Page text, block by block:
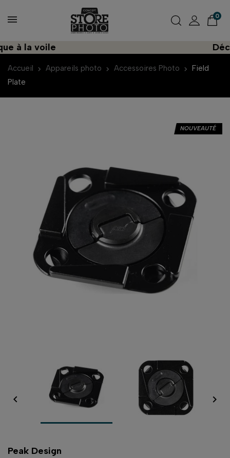
0
la voile
Accueil Appareils photo Accessoires Photo
Field
Plate
NOUVEAUTÉ
 
Peak Design